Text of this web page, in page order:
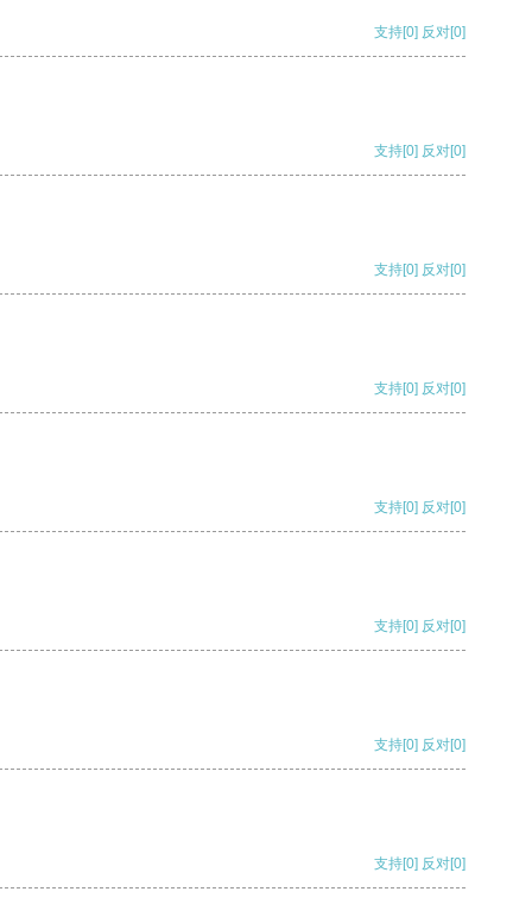
支持[0] 反对[0]
支持[0] 反对[0]
支持[0] 反对[0]
支持[0] 反对[0]
支持[0] 反对[0]
支持[0] 反对[0]
支持[0] 反对[0]
支持[0] 反对[0]